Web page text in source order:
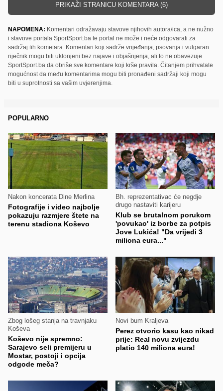
PRIKAŽI STRANICU KOMENTARA (6)
NAPOMENA: Komentari odražavaju stavove njihovih autora/ica, a ne nužno
i stavove portala SportSport.ba te portal ne može i neće odgovarati za
sadržaj tih kometara. Komentari koji sadrže vrijeđanja, psovanja i vulgaran
riječnik mogu biti uklonjeni bez najave i objašnjenja, ali to ne obavezuje
SportSport.ba da obriše sve komentare koji krše pravila. Čitanjem prihvatate
mogućnost da među komentarima mogu biti pronađeni sadržaji koji mogu
biti u suprotnosti sa vašim uvjerenjima.
POPULARNO
Nakon koncerata Dine Merlina
Fotografije i video najbolje
pokazuju razmjere štete na
terenu stadiona Koševo
Bh. reprezentativac će negdje
drugo nastaviti karijeru
Klub se brutalnom porukom
'povukao' iz borbe za potpis
Jove Lukića! "Da vrijedi 3
miliona eura..."
Zbog lošeg stanja na travnjaku
Koševa
Koševo nije spremno:
Sarajevo seli premijeru u
Mostar, postoji i opcija
odgode meča?
Novi bum Kraljeva
Perez otvorio kasu kao nikad
prije: Real novu zvijezdu
platio 140 miliona eura!